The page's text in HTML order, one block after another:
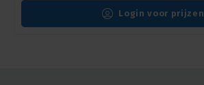
Login voor prijzen